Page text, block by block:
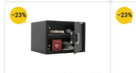
сравнению
−23% −23%